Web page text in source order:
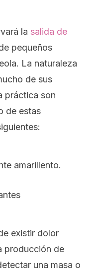
la salida de
pequeños
La naturaleza
de sus
práctica son
de estas
amarillento.
existir dolor
producción de
una masa o